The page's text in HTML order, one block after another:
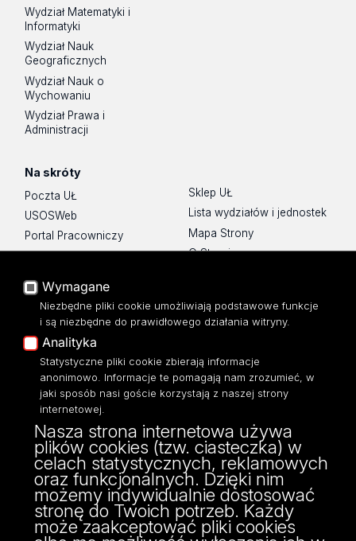
Wydział Matematyki i
Informatyki
Wydział Nauk
Geograficznych
Wydział Nauk o
Wychowaniu
Wydział Prawa i
Administracji
Na skróty
Poczta UŁ
USOSWeb
Portal Pracowniczy
Baza Aktów Własnych
Moodle
Eksperci UŁ
Polityka Prywatności
Dostępność
Sklep UŁ
Lista wydziałów i jednostek
Mapa Strony
O Stronie
ul. Narutowicza 68, 90-136 Łódź
NIP: 724 000 32 43
Adres do doręczeń elektronicznych (ADE):
AE:PL-74796-17640-IHHIV-17
KONTAKT
Wymagane
Niezbędne pliki cookie umożliwiają podstawowe funkcje
i są niezbędne do prawidłowego działania witryny.
Analityka
Statystyczne pliki cookie zbierają informacje
anonimowo. Informacje te pomagają nam zrozumieć, w
jaki sposób nasi goście korzystają z naszej strony
internetowej.
Nasza strona internetowa używa
plików cookies (tzw. ciasteczka) w
celach statystycznych, reklamowych
oraz funkcjonalnych. Dzięki nim
możemy indywidualnie dostosować
stronę do Twoich potrzeb. Każdy
może zaakceptować pliki cookies